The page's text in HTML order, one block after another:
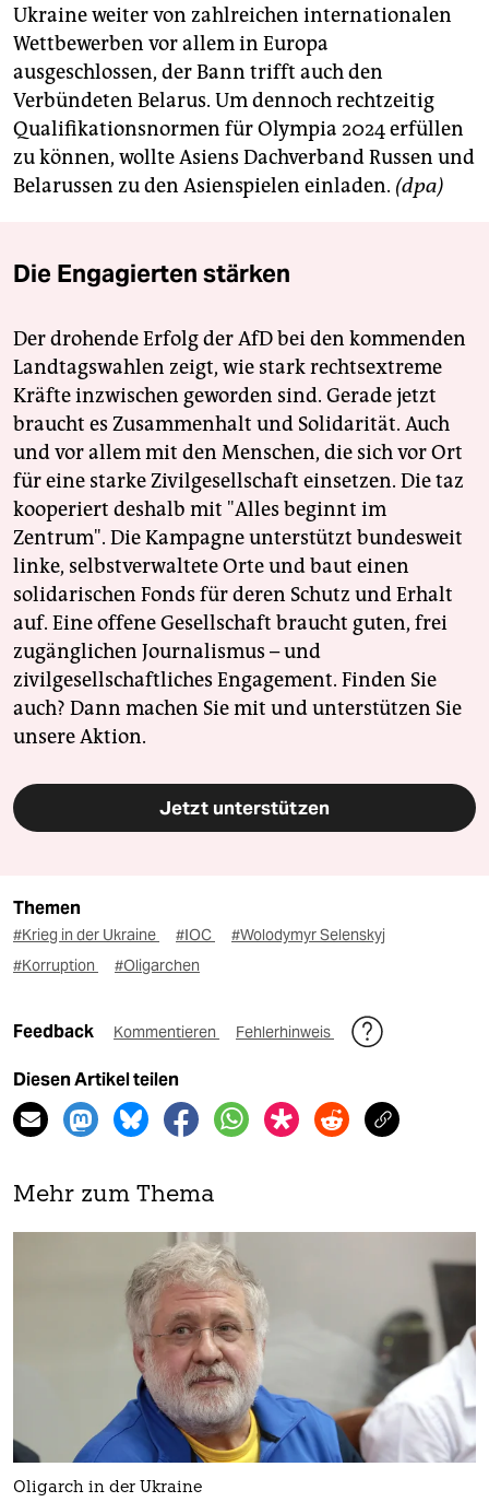
Ukraine weiter von zahlreichen internationalen
Wettbewerben vor allem in Europa
ausgeschlossen, der Bann trifft auch den
Verbündeten Belarus. Um dennoch rechtzeitig
Qualifikationsnormen für Olympia 2024 erfüllen
zu können, wollte Asiens Dachverband Russen und
Belarussen zu den Asienspielen einladen. (dpa)
Die Engagierten stärken
Der drohende Erfolg der AfD bei den kommenden
Landtagswahlen zeigt, wie stark rechtsextreme
Kräfte inzwischen geworden sind. Gerade jetzt
braucht es Zusammenhalt und Solidarität. Auch
und vor allem mit den Menschen, die sich vor Ort
für eine starke Zivilgesellschaft einsetzen. Die taz
kooperiert deshalb mit "Alles beginnt im
Zentrum". Die Kampagne unterstützt bundesweit
linke, selbstverwaltete Orte und baut einen
solidarischen Fonds für deren Schutz und Erhalt
auf. Eine offene Gesellschaft braucht guten, frei
zugänglichen Journalismus – und
zivilgesellschaftliches Engagement. Finden Sie
auch? Dann machen Sie mit und unterstützen Sie
unsere Aktion.
Jetzt unterstützen
Themen
#Krieg in der Ukraine #IOC
#Wolodymyr Selenskyj
#Korruption
#Oligarchen
Feedback Kommentieren Fehlerhinweis
Diesen Artikel teilen
Mehr zum Thema
Oligarch in der Ukraine